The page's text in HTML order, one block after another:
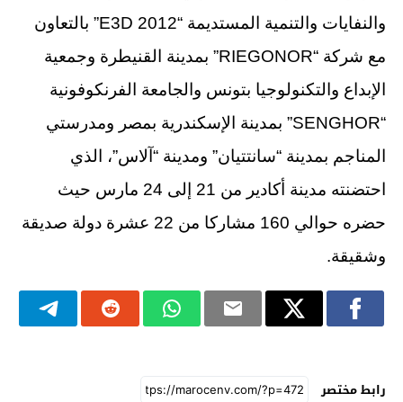
والنفايات والتنمية المستديمة “E3D 2012” بالتعاون
مع شركة “RIEGONOR” بمدينة القنيطرة وجمعية
الإبداع والتكنولوجيا بتونس والجامعة الفرنكوفونية
“SENGHOR” بمدينة الإسكندرية بمصر ومدرستي
المناجم بمدينة “سانتتيان” ومدينة “آلاس”، الذي
احتضنته مدينة أكادير من 21 إلى 24 مارس حيث
حضره حوالي 160 مشاركا من 22 عشرة دولة صديقة
وشقيقة.
رابط مختصر